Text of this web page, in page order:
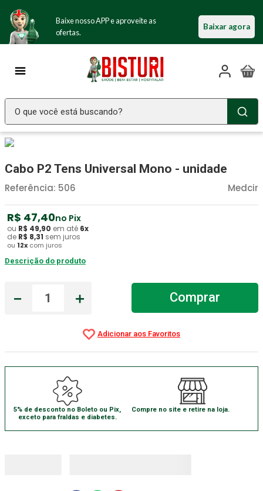
Baixe nosso APP e aproveite as
ofertas.
Baixar agora
O que você está buscando?
Cabo P2 Tens Universal Mono - unidade
Medcir
Referência: 506
R$ 47,40no Pix
ou R$ 49,90 em até 6x
de R$ 8,31 sem juros
ou 12x com juros
Descrição do produto
＋
－ Comprar
5% de desconto no Boleto ou Pix,
exceto para fraldas e diabetes.
Compre no site e retire na loja.
4º Estetoscopio Littmann
5 º Littmann
6º Absorvente Geriatrico
Aparelho Pressão